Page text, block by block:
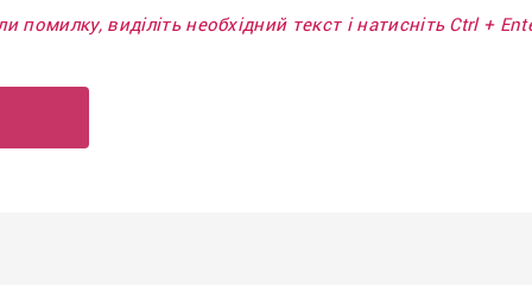
помилку, виділіть необхідний текст і натисніть Ctrl +